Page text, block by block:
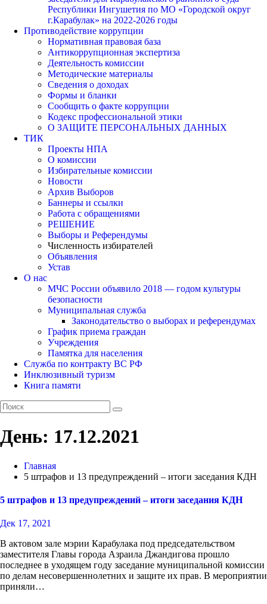
Республики Ингушетия по МО «Городской округ
г.Карабулак» на 2022-2026 годы
Противодействие коррупции
Нормативная правовая база
Антикоррупционная экспертиза
Деятельность комиссии
Методические материалы
Сведения о доходах
Формы и бланки
Сообщить о факте коррупции
Кодекс профессиональной этики
О ЗАЩИТЕ ПЕРСОНАЛЬНЫХ ДАННЫХ
ТИК
Проекты НПА
О комиссии
Избирательные комиссии
Новости
Архив Выборов
Баннеры и ссылки
Работа с обращениями
РЕШЕНИЕ
Выборы и Референдумы
Численность избирателей
Объявления
Устав
О нас
МЧС России объявило 2018 — годом культуры
безопасности
Муниципальная служба
Законодательство о выборах и референдумах
График приема граждан
Учреждения
Памятка для населения
Служба по контракту ВС РФ
Инклюзивный туризм
Книга памяти
День: 17.12.2021
Главная
5 штрафов и 13 предупреждений – итоги заседания КДН
5 штрафов и 13 предупреждений – итоги заседания КДН
Дек 17, 2021
В актовом зале мэрии Карабулака под председательством
заместителя Главы города Азраила Джандигова прошло
последнее в уходящем году заседание муниципальной комиссии
по делам несовершеннолетних и защите их прав. В мероприятии
приняли…